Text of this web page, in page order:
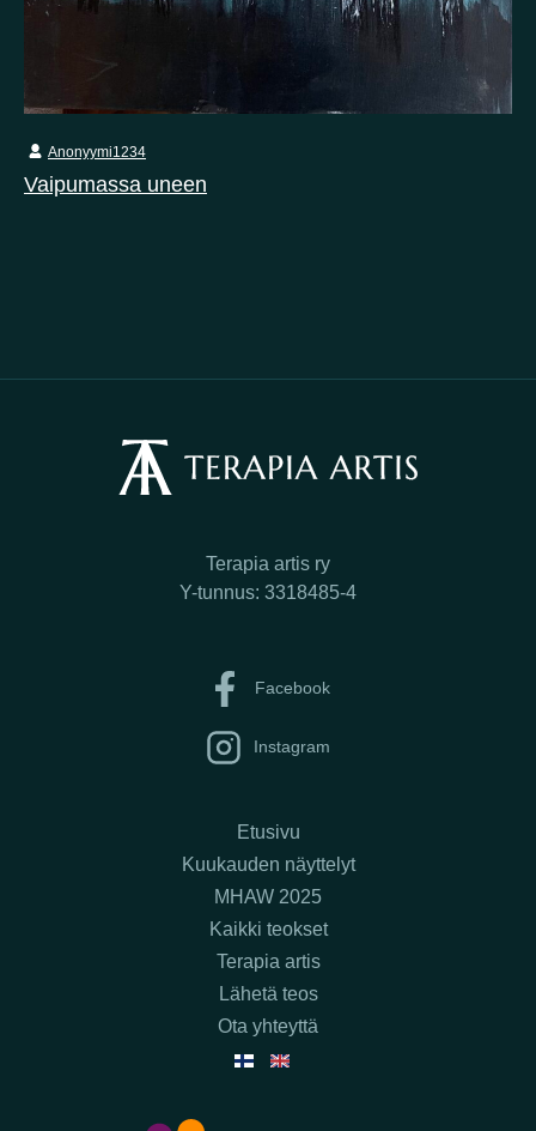
Vaipumassa uneen
Anonyymi1234
Terapia artis ry
Y-tunnus: 3318485-4
Facebook
Instagram
Etusivu
Kuukauden näyttelyt
MHAW 2025
Kaikki teokset
Terapia artis
Lähetä teos
Ota yhteyttä